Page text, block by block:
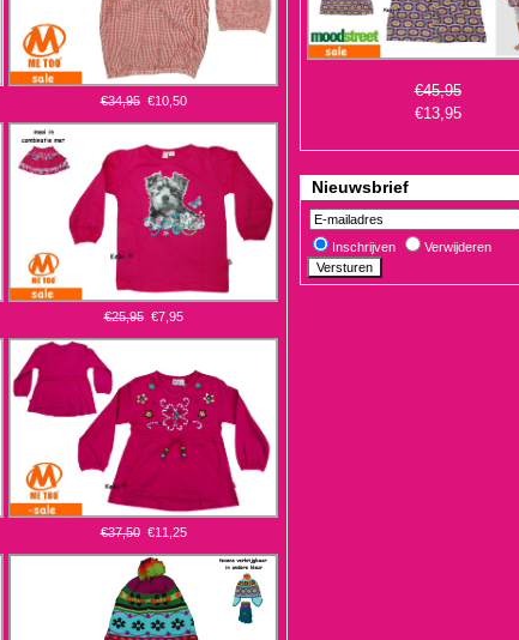
€34,95 €10,50
€25,95 €7,95
€37,50 €11,25
€13,95
Nieuwsbrief
Inschrijven Verwijderen